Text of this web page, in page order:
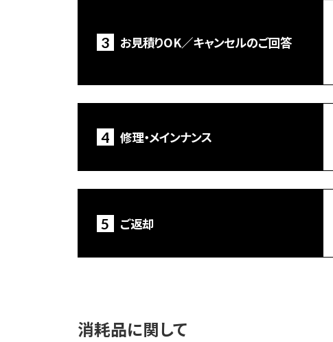
3 お見積りOK／キャンセルのご回答
4 修理・メインナンス
5 ご返却
消耗品に関して